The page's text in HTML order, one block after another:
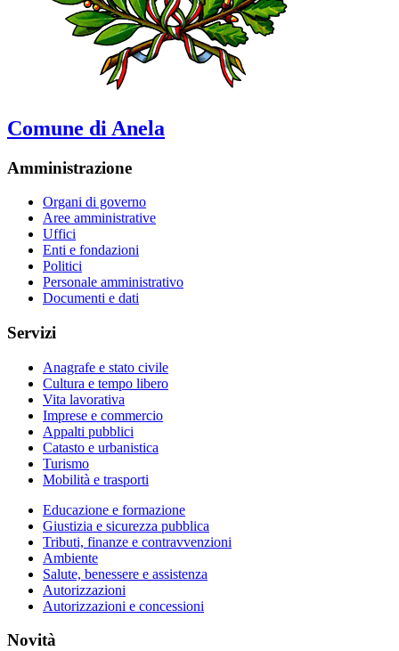
Comune di Anela
Amministrazione
Organi di governo
Aree amministrative
Uffici
Enti e fondazioni
Politici
Personale amministrativo
Documenti e dati
Servizi
Anagrafe e stato civile
Cultura e tempo libero
Vita lavorativa
Imprese e commercio
Appalti pubblici
Catasto e urbanistica
Turismo
Mobilità e trasporti
Educazione e formazione
Giustizia e sicurezza pubblica
Tributi, finanze e contravvenzioni
Ambiente
Salute, benessere e assistenza
Autorizzazioni
Autorizzazioni e concessioni
Novità